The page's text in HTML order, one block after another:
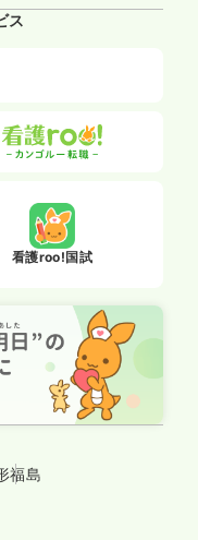
ス
看護roo!国試
福島